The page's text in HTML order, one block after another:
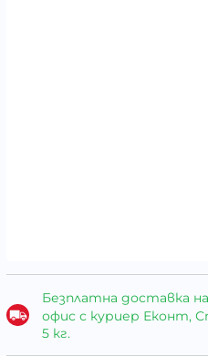
Безплатна доставка
офис с куриер Еконт,
5 кг.